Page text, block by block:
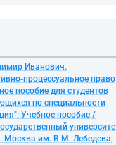
Иванович.
процессуальное право
пособие для студентов
по специальности
Учебное пособие /
Москва им. В.М. Лебедева;